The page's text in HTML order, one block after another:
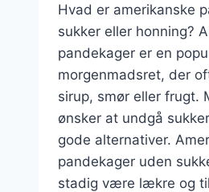
Hvad er amerikanske
sukker eller honning?
pandekager er en
morgenmadsret, der
sirup, smør eller frugt.
ønsker at undgå
gode alternativer.
pandekager uden
stadig være lækre og